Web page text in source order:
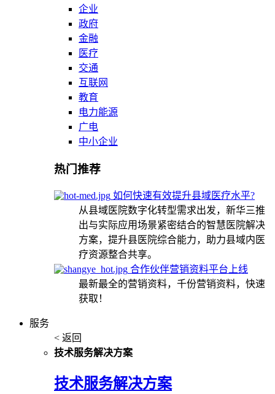
企业
政府
金融
医疗
交通
互联网
教育
电力能源
广电
中小企业
热门推荐
如何快速有效提升县域医疗水平?
从县域医院数字化转型需求出发，新华三推
出与实际应用场景紧密结合的智慧医院解决
方案，提升县医院综合能力，助力县域内医
疗资源整合共享。
合作伙伴营销资料平台上线
最新最全的营销资料，千份营销资料，快速
获取！
服务
< 返回
技术服务解决方案
技术服务解决方案